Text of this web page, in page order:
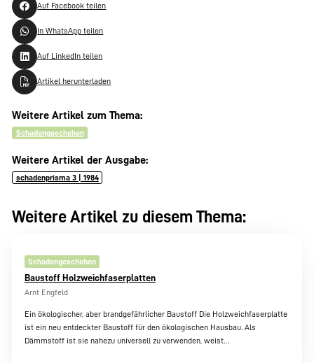
Auf Facebook teilen
In WhatsApp teilen
Auf LinkedIn teilen
Artikel herunterladen
Weitere Artikel zum Thema:
Schadengeschehen
Weitere Artikel der Ausgabe:
schadenprisma 3 | 1984
Weitere Artikel zu diesem Thema:
Schadengeschehen
Baustoff Holzweichfaserplatten
Arnt Engfeld
Ein ökologischer, aber brandgefährlicher Baustoff Die Holzweichfaserplatte
ist ein neu entdeckter Baustoff für den ökologischen Hausbau. Als
Dämmstoff ist sie nahezu universell zu verwenden, weist…